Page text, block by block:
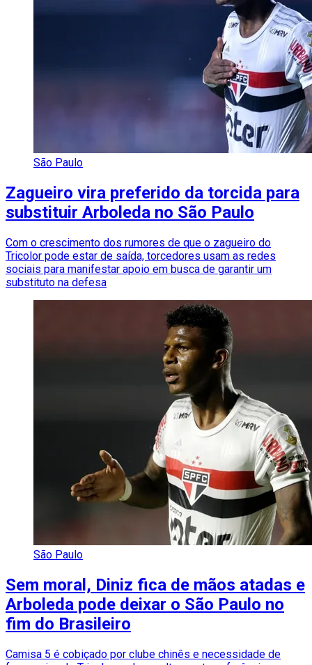
São Paulo
Zagueiro vira preferido da torcida para
substituir Arboleda no São Paulo
Com o crescimento dos rumores de que o zagueiro do
Tricolor pode estar de saída, torcedores usam as redes
sociais para manifestar apoio em busca de garantir um
substituto na defesa
São Paulo
Sem moral, Diniz fica de mãos atadas e
Arboleda pode deixar o São Paulo no
fim do Brasileiro
Camisa 5 é cobiçado por clube chinês e necessidade de